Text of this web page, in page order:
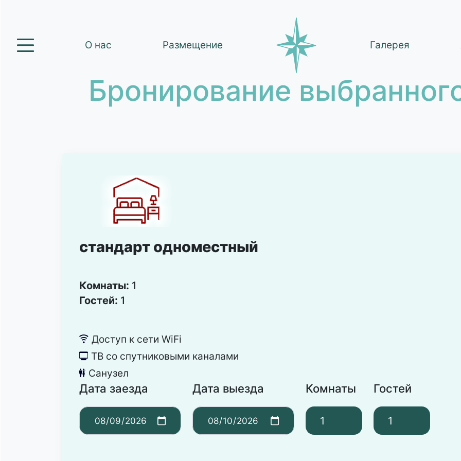
О нас Размещение Галерея
Бронирование
стандарт одноместный
Комнаты: 1
Гостей: 1
뀄 Доступ к сети WiFi
넎 ТВ со спутниковыми каналами
댃 Санузел
Дата заезда Дата выезда Комнаты Гостей